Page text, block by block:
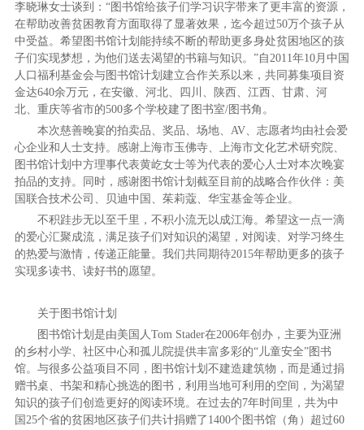
李晓琳女士谈到：“图书馆给孩子们学习识字带来了更丰富的资源，
在帮助改善贫困教育方面取得了显著效果，迄今超过50万个孩子从
中受益。希望图书馆计划能持续不断的帮助更多身处贫困地区的孩
子们实现梦想，为他们送去渴望的书籍与知识。”自2011年10月中国
人口福利基金会与图书馆计划建立合作关系以来，共同募集项目资
金达640余万元，在安徽、河北、四川、陕西、江西、甘肃、河
北、重庆等省市的500多个学校建了图书室/图书角。
本次慈善晚宴的拍卖品、奖品、场地、AV、志愿者均由社会爱
心企业和人士支持。感谢上海市玉佛寺、上海市文化艺术研究院、
图书馆计划中方理事代表黄屹女士等为代表的爱心人士对本次晚宴
拍品的支持。同时，感谢图书馆计划截至目前的战略合作伙伴：美
国联合技术公司、贝迪中国、茱莉蔻、华宝基金等企业。
不积跬步无以至千里，不积小流无以成江海。希望这一点一滴
的爱心汇聚成流，满足孩子们对知识的渴望，对阅读、对学习终生
的热爱与激情，传递正能量。我们共同期待2015年帮助更多的孩子
实现多读书、读好书的愿望。
关于图书馆计划
图书馆计划是由美国人Tom Stader在2006年创办，主要为亚洲
的乡村小学、社区中心和孤儿院提供丰富多彩的“儿童安全”图书
馆。与很多公益项目不同，图书馆计划不建造建筑物，而是通过捐
赠书桌、书架和精心挑选的图书，利用当地可利用的空间，为渴望
知识的孩子们创造更好的阅读环境。在过去的7年时间里，共为中
国25个省的贫困地区孩子们共计捐赠了1400个图书馆（角）超过60